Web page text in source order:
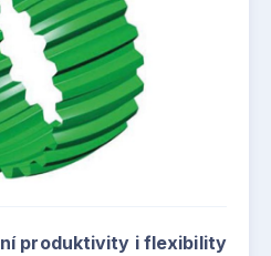
produktivity i flexibility